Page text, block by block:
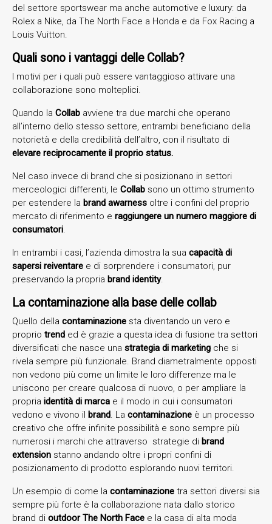
del settore sportswear ma anche automotive e luxury: da
Rolex a Nike, da The North Face a Honda e da Fox Racing a
Louis Vuitton.
Quali sono i vantaggi delle Collab?
I motivi per i quali può essere vantaggioso attivare una
collaborazione sono molteplici.
Quando la Collab avviene tra due marchi che operano
all’interno dello stesso settore, entrambi beneficiano della
notorietà e della credibilità dell’altro, con il risultato di
elevare reciprocamente il proprio status.
Nel caso invece di brand che si posizionano in settori
merceologici differenti, le Collab sono un ottimo strumento
per estendere la brand awarness oltre i confini del proprio
mercato di riferimento e raggiungere un numero maggiore di
consumatori.
In entrambi i casi, l’azienda dimostra la sua capacità di
sapersi reiventare e di sorprendere i consumatori, pur
preservando la propria brand identity.
La contaminazione alla base delle collab
Quello della contaminazione sta diventando un vero e
proprio trend ed è grazie a questa idea di fusione tra settori
diversificati che nasce una strategia di marketing che si
rivela sempre più funzionale. Brand diametralmente opposti
non vedono più come un limite le loro differenze ma le
uniscono per creare qualcosa di nuovo, o per ampliare la
propria identità di marca e il modo in cui i consumatori
vedono e vivono il brand. La contaminazione è un processo
creativo che offre infinite possibilità e sono sempre più
numerosi i marchi che attraverso strategie di brand
extension stanno andando oltre i propri confini di
posizionamento di prodotto esplorando nuovi territori.
Un esempio di come la contaminazione tra settori diversi sia
sempre più forte è la collaborazione nata dallo storico
brand di outdoor The North Face e la casa di alta moda